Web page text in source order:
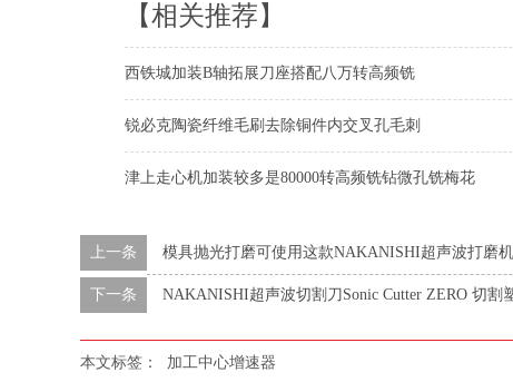
【相关推荐】
西铁城加装B轴拓展刀座搭配八万转高频铣
锐必克陶瓷纤维毛刷去除铜件内交叉孔毛刺
津上走心机加装较多是80000转高频铣钻微孔铣梅花
上一条 模具抛光打磨可使用这款NAKANISHI超声波打磨机
下一条 NAKANISHI超声波切割刀Sonic Cutter ZERO 切割
本文标签： 加工中心增速器